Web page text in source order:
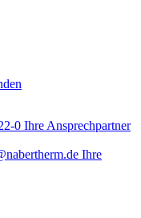
0 Ihre Ansprechpartner
Ihre